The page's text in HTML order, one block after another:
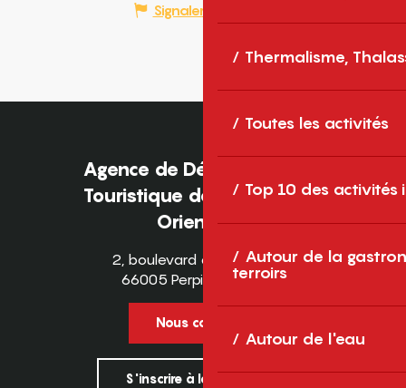
Thermalisme,
Toutes les activités
Top 10 des activités
Autour de la
terroirs
Autour de l'eau
Signaler une erreur
Agence de Développement
Touristique des Pyrénées-
Orientales
2, boulevard des Pyrénées
66005 Perpignan Cedex
Nous contacter
S'inscrire à la newsletter